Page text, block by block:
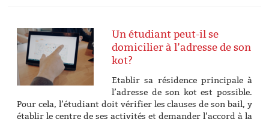
Un étudiant peut-il se
domicilier à l’adresse de son
kot?
Etablir sa résidence principale à
l’adresse de son kot est possible.
Pour cela, l’étudiant doit vérifier les clauses de son bail, y
établir le centre de ses activités et demander l’accord à la